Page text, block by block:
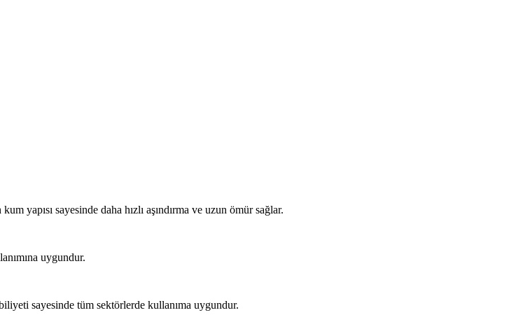
yapısı sayesinde daha hızlı aşındırma ve uzun ömür sağlar.
uygundur.
sayesinde tüm sektörlerde kullanıma uygundur.